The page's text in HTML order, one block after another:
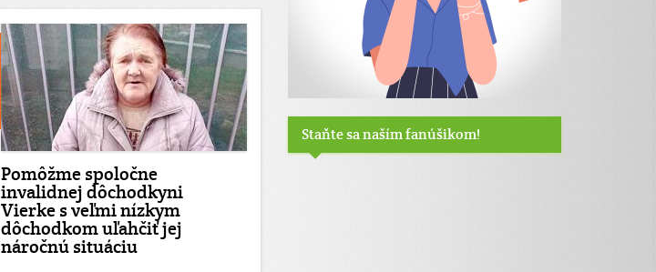
Pomôžme spoločne
invalidnej dôchodkyni
Vierke s veľmi nízkym
dôchodkom uľahčiť jej
náročnú situáciu
Staňte sa naším fanúšikom!